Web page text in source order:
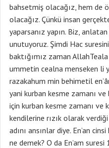
bahsetmiş olacağız, hem de
olacağız. Çünkü insan
yaparsanız yapın. Biz,
unutuyoruz. Şimdi Hac
baktığımız zaman
ummetin cealna menseken li
razakahum min behimetil
yani kurban kesme zamanı
için kurban kesme zamanı ve
kendilerine rızık olarak
adını ansınlar diye. En’an
ne demek? O da En’am